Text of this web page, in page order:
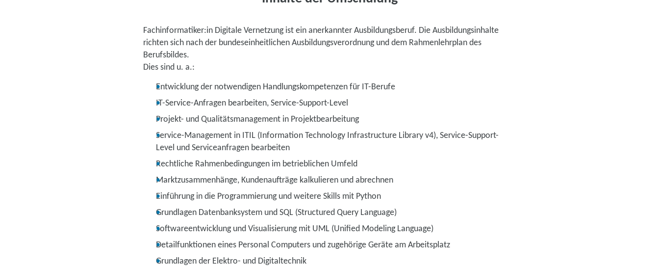
Fachinformatiker:in Digitale Vernetzung ist ein anerkannter Ausbildungsberuf. Die Ausbildungsinhalte
richten sich nach der bundeseinheitlichen Ausbildungsverordnung und dem Rahmenlehrplan des
Berufsbildes.
Dies sind u. a.:
Entwicklung der notwendigen Handlungskompetenzen für IT-Berufe
IT-Service-Anfragen bearbeiten, Service-Support-Level
Projekt- und Qualitätsmanagement in Projektbearbeitung
Service-Management in ITIL (Information Technology Infrastructure Library v4), Service-Support-
Level und Serviceanfragen bearbeiten
Rechtliche Rahmenbedingungen im betrieblichen Umfeld
Marktzusammenhänge, Kundenaufträge kalkulieren und abrechnen
Einführung in die Programmierung und weitere Skills mit Python
Grundlagen Datenbanksystem und SQL (Structured Query Language)
Softwareentwicklung und Visualisierung mit UML (Unified Modeling Language)
Detailfunktionen eines Personal Computers und zugehörige Geräte am Arbeitsplatz
Grundlagen der Elektro- und Digitaltechnik